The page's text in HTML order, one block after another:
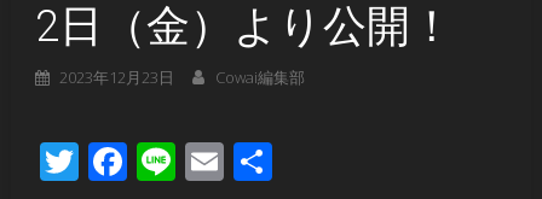
2日（金）より公開！
2023年12月23日 Cowai編集部
Twitter
Facebook
LineEmail